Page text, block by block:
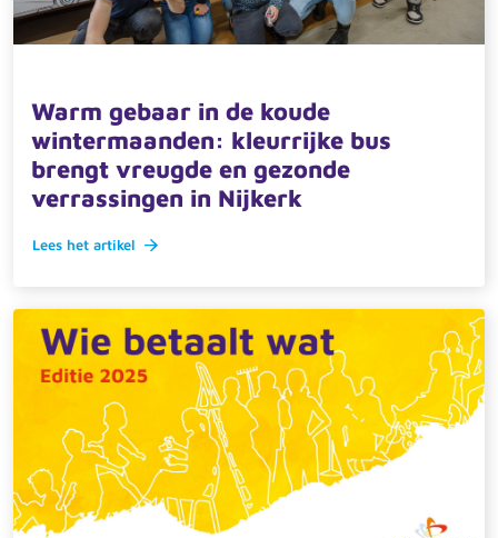
Warm gebaar in de koude
wintermaanden: kleurrijke bus
brengt vreugde en gezonde
verrassingen in Nijkerk
Lees het artikel